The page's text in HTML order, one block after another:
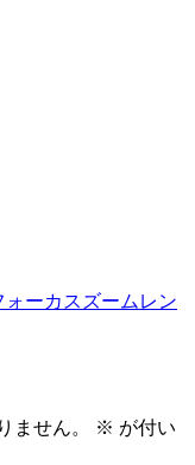
ォーカス ズームレン
ません。 ※ が付い